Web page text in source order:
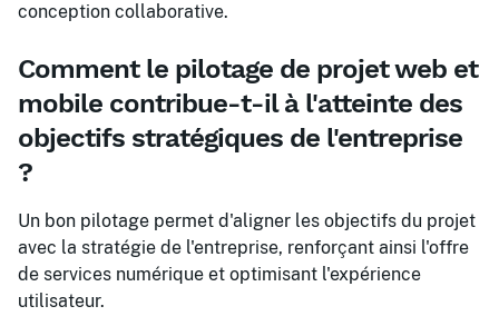
conception collaborative.
Comment le pilotage de projet web et
mobile contribue-t-il à l'atteinte des
objectifs stratégiques de l'entreprise
?
Un bon pilotage permet d'aligner les objectifs du projet
avec la stratégie de l'entreprise, renforçant ainsi l'offre
de services numérique et optimisant l'expérience
utilisateur.